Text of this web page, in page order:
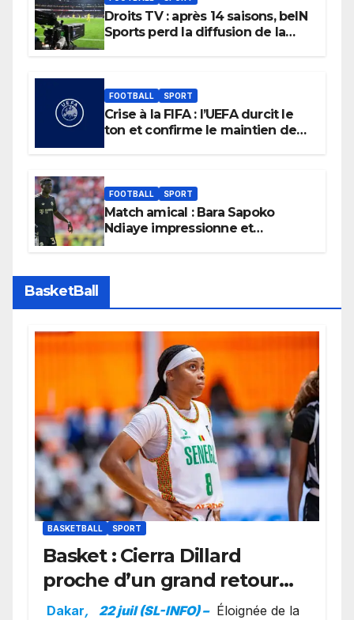
Droits TV : après 14 saisons, beIN
Sports perd la diffusion de la
FOOTBALL SPORT
Crise à la FIFA : l’UEFA durcit le
ton et confirme le maintien de
FOOTBALL SPORT
Match amical : Bara Sapoko
Ndiaye impressionne et
BasketBall
BASKETBALL SPORT
Basket : Cierra Dillard
proche d’un grand retour
avec les Lionnes ?
Dakar, 22 juil (SL-INFO) – Éloignée de la